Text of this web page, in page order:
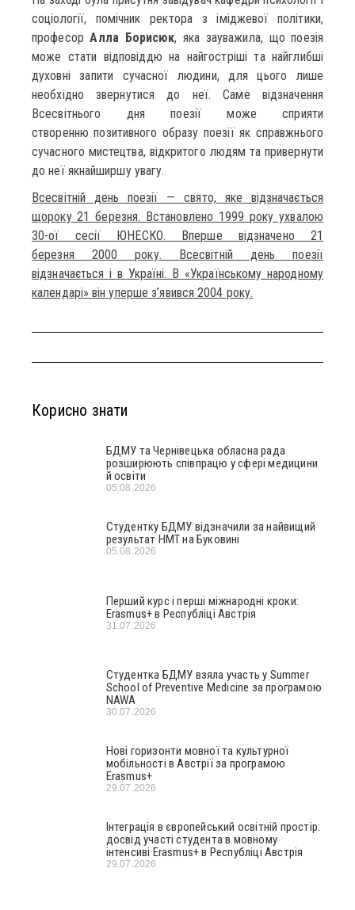
соціології, помічник ректора з іміджевої політики,
професорАлла Борисюк, яка зауважила, що поезія
може стати відповіддю на найгостріші та найглибші
духовні запити сучасної людини, для цього лише
необхідно звернутися до неї. Саме відзначення
Всесвітнього дня поезії може сприяти
створенню позитивного образу поезії як справжнього
сучасного мистецтва, відкритого людям та привернути
до неї якнайширшу увагу.
Всесвітній день поезії — свято, яке відзначається
щороку 21 березня. Встановлено 1999 року ухвалою
30-ої сесії ЮНЕСКО. Вперше відзначено 21
березня 2000 року. Всесвітній день поезії
відзначається і в Україні. В «Українському народному
календарі» він уперше з’явився 2004 року.
Корисно знати
БДМУ та Чернівецька обласна рада
розширюють співпрацю у сфері медицини
й освіти
05.08.2026
Студентку БДМУ відзначили за найвищий
результат НМТ на Буковині
05.08.2026
Перший курс і перші міжнародні кроки:
Erasmus+ в Республіці Австрія
31.07.2026
Студентка БДМУ взяла участь у Summer
School of Preventive Medicine за програмою
NAWA
30.07.2026
Нові горизонти мовної та культурної
мобільності в Австрії за програмою
Erasmus+
29.07.2026
Інтеграція в європейський освітній простір:
досвід участі студента в мовному
інтенсиві Erasmus+ в Республіці Австрія
29.07.2026